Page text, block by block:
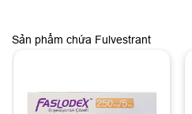
Sản phẩm chứa Fulvestrant